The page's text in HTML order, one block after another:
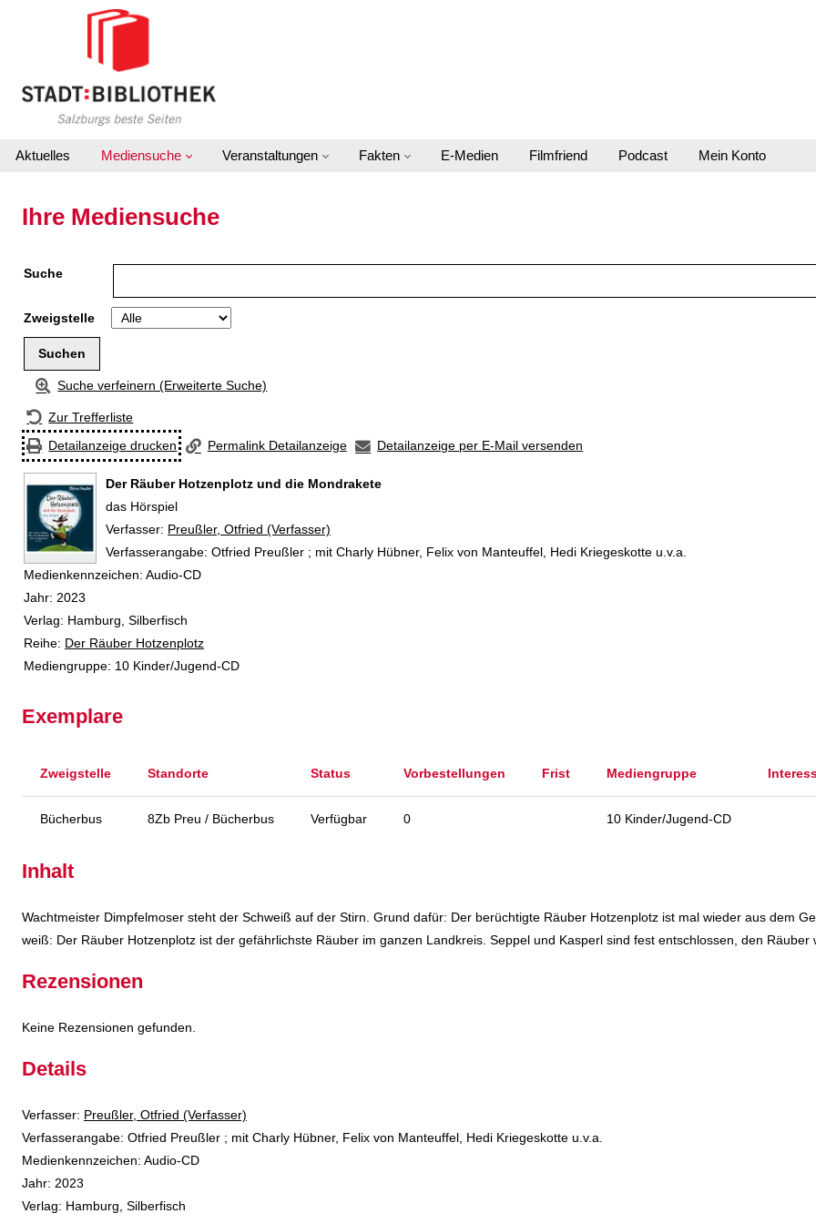
Zur Detailanzeige springen
Aktuelles Mediensuche Veranstaltungen Fakten E-Medien Filmfriend Podcast Mein Konto
Ihre Mediensuche
Suche
Zweigstelle
Suche verfeinern (Erweiterte Suche)
Zur Trefferliste
Detailanzeige drucken
Permalink Detailanzeige Detailanzeige per E-Mail versenden
Der Räuber Hotzenplotz und die Mondrakete
das Hörspiel
Verfasser: Suche nach diesem Verfasser
Preußler, Otfried (Verfasser)
Verfasserangabe: Otfried Preußler ; mit Charly Hübner, Felix von Manteuffel, Hedi Kriegeskotte u.v.a.
Medienkennzeichen: Audio-CD
Jahr: 2023
Verlag: Hamburg, Silberfisch
Reihe: Der Räuber Hotzenplotz
Mediengruppe: 10 Kinder/Jugend-CD
Exemplare
Zweigstelle Standorte Status Vorbestellungen Frist Mediengruppe
Bücherbus 8Zb Preu / Bücherbus Verfügbar 0 10 Kinder/Jugend-CD
Inhalt
Wachtmeister Dimpfelmoser steht der Schweiß auf der Stirn. Grund dafür: Der berüchtigte Räuber Hotzenplotz ist mal wieder aus dem
weiß: Der Räuber Hotzenplotz ist der gefährlichste Räuber im ganzen Landkreis. Seppel und Kasperl sind fest entschlossen, den
Rezensionen
Keine Rezensionen gefunden.
Details
Verfasser: Suche nach diesem Verfasser
Preußler, Otfried (Verfasser)
Verfasserangabe: Otfried Preußler ; mit Charly Hübner, Felix von Manteuffel, Hedi Kriegeskotte u.v.a.
Medienkennzeichen: Audio-CD
Jahr: 2023
Verlag: Hamburg, Silberfisch